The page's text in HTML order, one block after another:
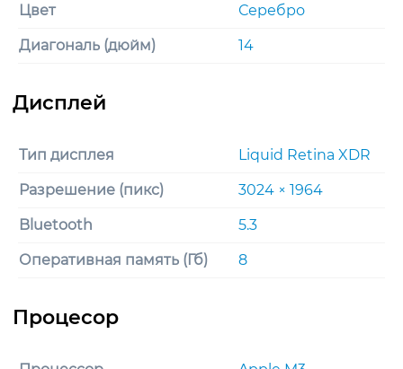
Цвет Серебро
Диагональ (дюйм) 14
Тип дисплея Liquid Retina XDR
Разрешение (пикс) 3024 × 1964
Bluetooth 5.3
Оперативная память (Гб) 8